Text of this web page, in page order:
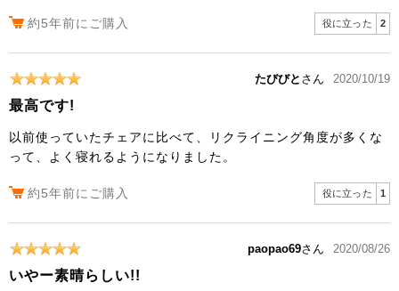
約5年前にご購入 役に立った 2
たびびと さん 2020/10/19
最高です!
以前使っていたチェアに比べて、リクライニング角度が多くな
って、よく寝れるようになりました。
約5年前にご購入 役に立った 1
paopao69さん 2020/08/26
いやー素晴らしい!!